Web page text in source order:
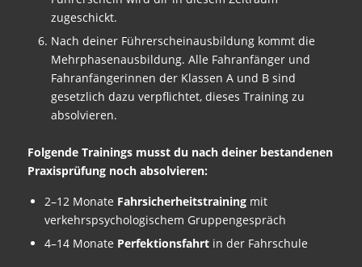
zugeschickt.
Nach deiner Führerscheinausbildung kommt die
Mehrphasenausbildung. Alle Fahranfänger und
Fahranfängerinnen der Klassen A und B sind
gesetzlich dazu verpflichtet, dieses Training zu
absolvieren.
Folgende Trainings musst du nach deiner bestandenen
Praxisprüfung noch absolvieren:
2–12 Monate Fahrsicherheitstrainingmit
verkehrspsychologischem Gruppengespräch
4–14 Monate Perfektionsfahrtin der Fahrschule